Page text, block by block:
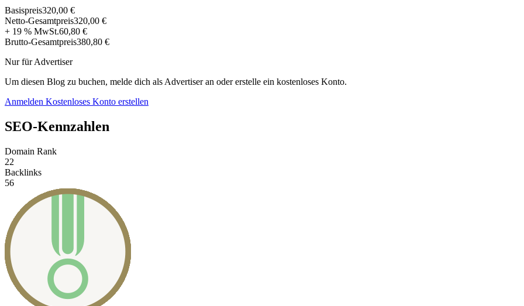
Basispreis320,00 €
Netto-Gesamtpreis320,00 €
+ 19 % MwSt.60,80 €
Brutto-Gesamtpreis380,80 €
Nur für Advertiser
Um diesen Blog zu buchen, melde dich als Advertiser an oder erstelle ein kostenloses Konto.
Anmelden Kostenloses Konto erstellen
SEO-Kennzahlen
Domain Rank
22
Backlinks
56